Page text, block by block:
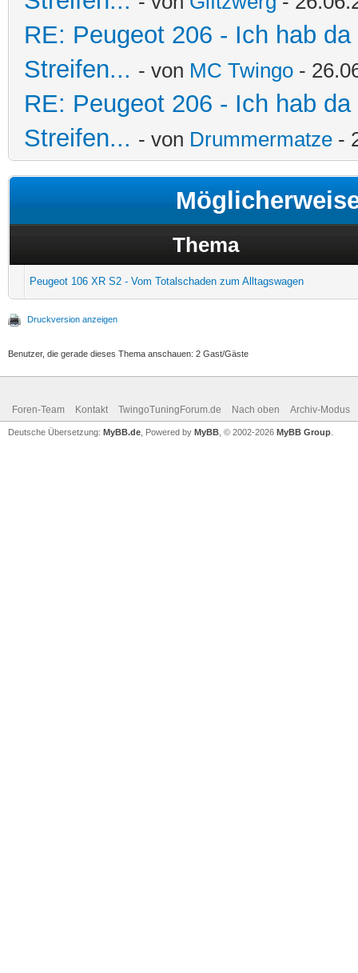
RE: Peugeot 206 - Ich hab
Streifen... - von MC Twingo -
RE: Peugeot 206 - Ich hab
Streifen... - von Drummermatze -
Thema
Peugeot 106 XR S2 - Vom Totalschaden zum Alltagswagen
Druckversion anzeigen
Benutzer, die gerade dieses Thema anschauen: 2 Gast/Gäste
Foren-Team Kontakt TwingoTuningForum.de Nach oben Archiv-Modus
Deutsche Übersetzung: MyBB.de , Powered by MyBB , © 2002-2026 MyBB Group